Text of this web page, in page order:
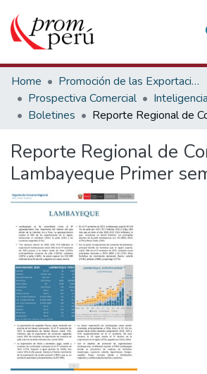
Communities & Collections
All of DSpace
Statistics
Home
Promoción de las Exportaciones
Prospectiva Comercial
Boletines
Reporte Regional de
Lambayeque Primer